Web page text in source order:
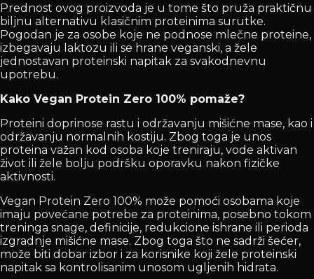
Prednost ovog proizvoda je u tome što pruža praktičnu
biljnu alternativu klasičnim proteinima surutke.
Pogodan je za osobe koje ne podnose mlečne proteine,
izbegavaju laktozu ili se hrane veganski, a žele
jednostavan proteinski napitak za svakodnevnu
upotrebu.
Kako Vegan Protein Zero 100% pomaže?
Proteini doprinose rastu i održavanju mišićne mase, kao i
održavanju normalnih kostiju. Zbog toga je unos
proteina važan kod osoba koje treniraju, vode aktivan
život ili žele bolju podršku oporavku nakon fizičke
aktivnosti.
Vegan Protein Zero 100% može pomoći osobama koje
imaju povećane potrebe za proteinima, posebno tokom
treninga snage, definicije, redukcione ishrane ili perioda
izgradnje mišićne mase. Zbog toga što ne sadrži šećer,
može biti dobar izbor i za korisnike koji žele proteinski
napitak sa kontrolisanim unosom ugljenih hidrata.